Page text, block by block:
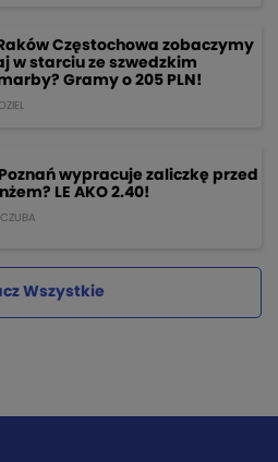
Częstochowa zobaczymy
w starciu ze szwedzkim
Gramy o 205 PLN!
Poznań wypracuje zaliczkę przed
LE AKO 2.40!
Wszystkie